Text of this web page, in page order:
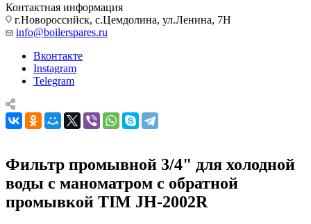
Контактная информация
г.Новороссийск, с.Цемдолина, ул.Ленина, 7Н
info@boilerspares.ru
Вконтакте
Instagram
Telegram
Фильтр промывной 3/4" для холодной
воды с маноматром с обратной
промывкой TIM JH-2002R